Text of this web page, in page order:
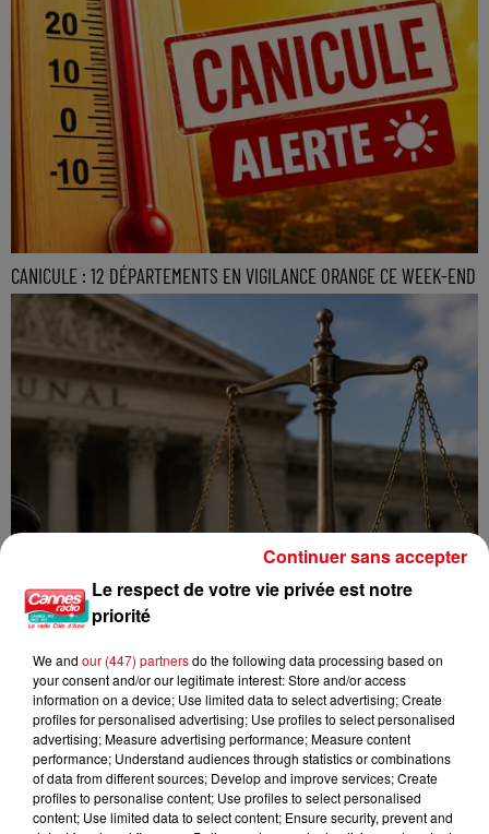
CANICULE : 12 DÉPARTEMENTS EN VIGILANCE ORANGE CE WEEK-END
Incendie au Mont-Boron : deux jeunes condamnés à six mois de
prison...
Le respect de votre vie privée est notre
priorité
We and our (447) partnersdo the following data processing based on
your consent and/or our legitimate interest: Store and/or access
information on a device; Use limited data to select advertising; Create
profiles for personalised advertising; Use profiles to select personalised
advertising; Measure advertising performance; Measure content
performance; Understand audiences through statistics or combinations
of data from different sources; Develop and improve services; Create
profiles to personalise content; Use profiles to select personalised
content; Use limited data to select content; Ensure security, prevent and
Continuer sans accepter